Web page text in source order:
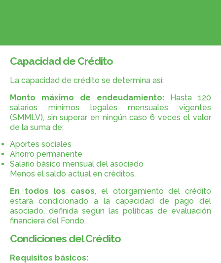
Capacidad de Crédito
La capacidad de crédito se determina así:
Monto máximo de endeudamiento: Hasta 120
salarios mínimos legales mensuales vigentes
(SMMLV), sin superar en ningún caso 6 veces el valor
de la suma de:
Aportes sociales
Ahorro permanente
Salario básico mensual del asociado
Menos el saldo actual en créditos.
En todos los casos, el otorgamiento del crédito
estará condicionado a la capacidad de pago del
asociado, definida según las políticas de evaluación
financiera del Fondo.
Condiciones del Crédito
Requisitos básicos: